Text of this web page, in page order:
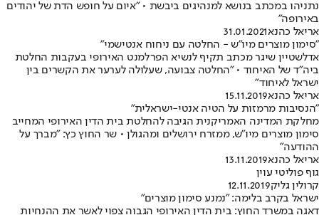
נתניהו במכתב בנושא למנהיגים ביבשת • "איום על חופש הדת של יהודים
באירופה"
אריאל כהנא31.01.2021
"סימון מוצרים מיו"ש - החלטה עם ניחוח אנטישמי"
אדלשטיין שיגר מכתב תקיף לנשיא הפרלמנט האירופי בעקבות החלטת
ביה"ד של האיחוד • "החלטה צבועה, שעלולה לערער את הקשרים בין
ישראל לאיחוד"
אריאל כהנא15.11.2019
"הנסיבות מרמזות על הטיה אנטי-ישראלית"
מחלקת המדינה האמריקנית הגיבה להחלטת בית הדין האירופי המחייב
סימון מוצרים מיו"ש, ממזרח ירושלים ומהגולן • שר החוץ כץ: "מברך על
ההודעה"
אריאל כהנא13.11.2019
גוף פוליטי עוין
קרולין גליק12.11.2019
ישראל בקרב בלימה: "נמנע סימון מוצרים"
דאגה במשרד החוץ: בית הדין האירופי הגבוה צפוי לאשר את ההנחיות